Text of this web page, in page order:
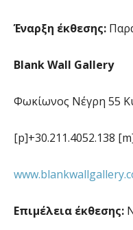
Έναρξη έκθεσης:
Blank Wall Gallery
Φωκίωνος Νέγρη 55
[p]+30.211.4052.138
Επιμέλεια έκθεσης: